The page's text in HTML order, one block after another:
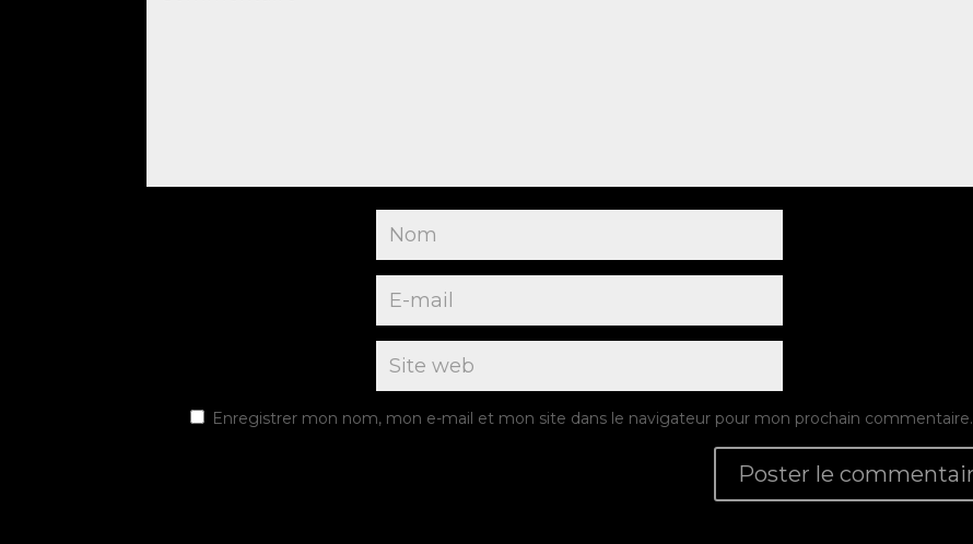
Enregistrer mon nom, mon e-mail et mon site dans le navigateur pour mon prochain commentaire.